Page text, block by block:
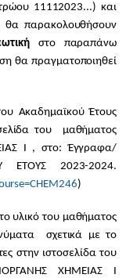
11112023...) και
θα παρακολουθήσουν
στο παραπάνω
θα πραγματοποιηθεί
Ακαδημαϊκού Έτους
του μαθήματος
Ι , στο: Έγγραφα/
ΕΤΟΥΣ 2023-2024.
)
υλικό του μαθήματος
σχετικά με το
στην ιστοσελίδα του
ΧΗΜΕΙΑΣ Ι